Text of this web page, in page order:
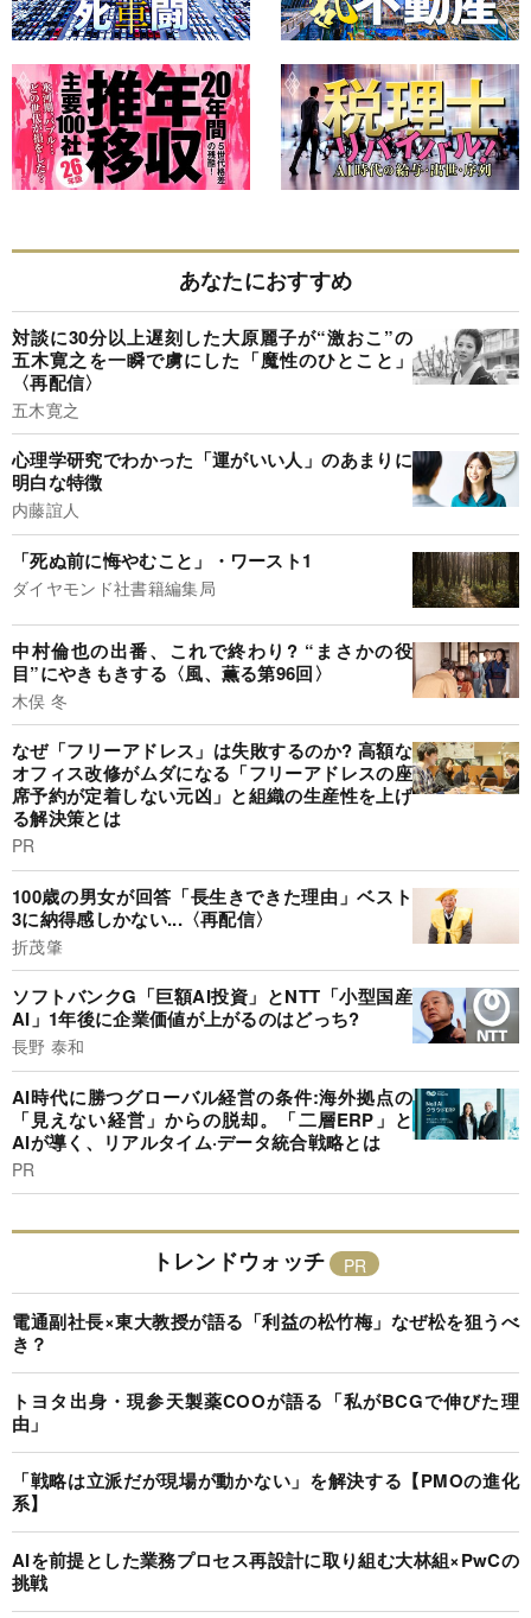
あなたにおすすめ
対談に30分以上遅刻した大原麗子が“激おこ”の
五木寛之を一瞬で虜にした「魔性のひとこと」
〈再配信〉
五木寛之
心理学研究でわかった「運がいい人」のあまりに
明白な特徴
内藤誼人
「死ぬ前に悔やむこと」・ワースト1
ダイヤモンド社書籍編集局
中村倫也の出番、これで終わり? “まさかの役
目”にやきもきする〈風、薫る第96回〉
木俣 冬
なぜ「フリーアドレス」は失敗するのか? 高額な
オフィス改修がムダになる「フリーアドレスの座
席予約が定着しない元凶」と組織の生産性を上げ
る解決策とは
PR
100歳の男女が回答「長生きできた理由」ベスト
3に納得感しかない...〈再配信〉
折茂肇
ソフトバンクG「巨額AI投資」とNTT「小型国産
AI」1年後に企業価値が上がるのはどっち?
長野 泰和
AI時代に勝つグローバル経営の条件:海外拠点の
「見えない経営」からの脱却。「二層ERP」と
AIが導く、リアルタイム·データ統合戦略とは
PR
トレンドウォッチ
電通副社長×東大教授が語る「利益の松竹梅」なぜ松を狙うべ
き？
トヨタ出身・現参天製薬COOが語る「私がBCGで伸びた理
由」
「戦略は立派だが現場が動かない」を解決する【PMOの進化
系】
AIを前提とした業務プロセス再設計に取り組む大林組×PwCの
挑戦